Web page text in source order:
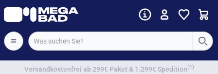
Vorkassenrabatt